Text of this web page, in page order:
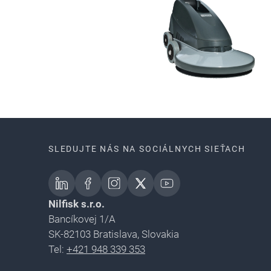
SLEDUJTE NÁS NA SOCIÁLNYCH SIEŤACH
Nilfisk s.r.o.
Bancíkovej 1/A
SK-82103 Bratislava, Slovakia
Tel: +421 948 339 353